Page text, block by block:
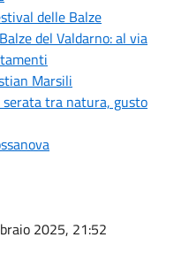
delle Balze
del Valdarno: al via
Marsili
serata tra natura, gusto
2025, 21:52